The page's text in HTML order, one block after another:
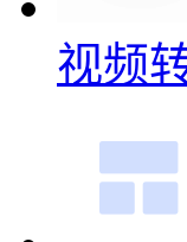
视频